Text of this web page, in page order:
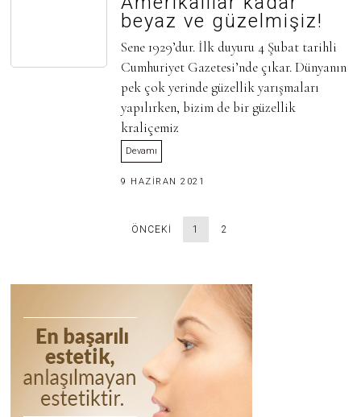
I
R
N
0
2
beyaz ve güzelmişiz!
Sene 1929’dur. İlk duyuru 4 Şubat tarihli
Cumhuriyet Gazetesi’nde çıkar. Dünyanın
pek çok yerinde güzellik yarışmaları
yapılırken, bizim de bir güzellik
kraliçemiz
Devamı
9 HAZIRAN 2021
A
I
5
ÖNCEKI 1 2